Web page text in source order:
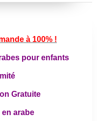
à 100% !
pour enfants
Gratuite
en arabe